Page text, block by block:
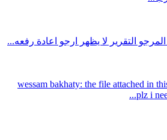
التقرير لا يظهر ارجو اعادة رفعه...
wessam bakhaty: the file attached in
plz i